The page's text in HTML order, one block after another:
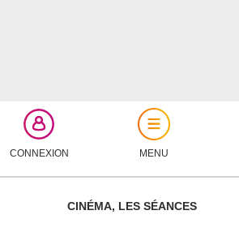
CONNEXION MENU
CINÉMA, LES SÉANCES
FERMER